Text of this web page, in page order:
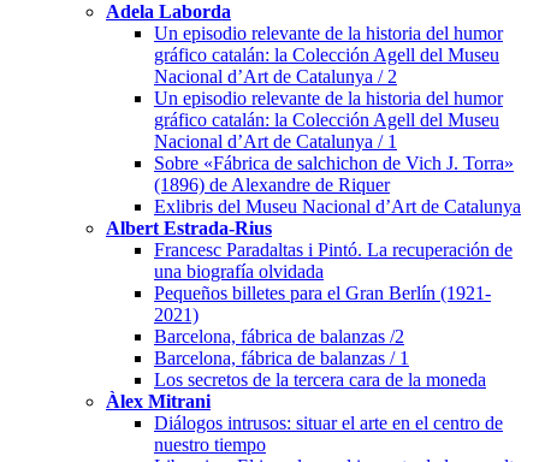
Adela Laborda
Un episodio relevante de la historia del humor
gráfico catalán: la Colección Agell del Museu
Nacional d’Art de Catalunya / 2
Un episodio relevante de la historia del humor
gráfico catalán: la Colección Agell del Museu
Nacional d’Art de Catalunya / 1
Sobre «Fábrica de salchichon de Vich J. Torra»
(1896) de Alexandre de Riquer
Exlibris del Museu Nacional d’Art de Catalunya
Albert Estrada-Rius
Francesc Paradaltas i Pintó. La recuperación de
una biografía olvidada
Pequeños billetes para el Gran Berlín (1921-
2021)
Barcelona, fábrica de balanzas /2
Barcelona, fábrica de balanzas / 1
Los secretos de la tercera cara de la moneda
Àlex Mitrani
Diálogos intrusos: situar el arte en el centro de
nuestro tiempo